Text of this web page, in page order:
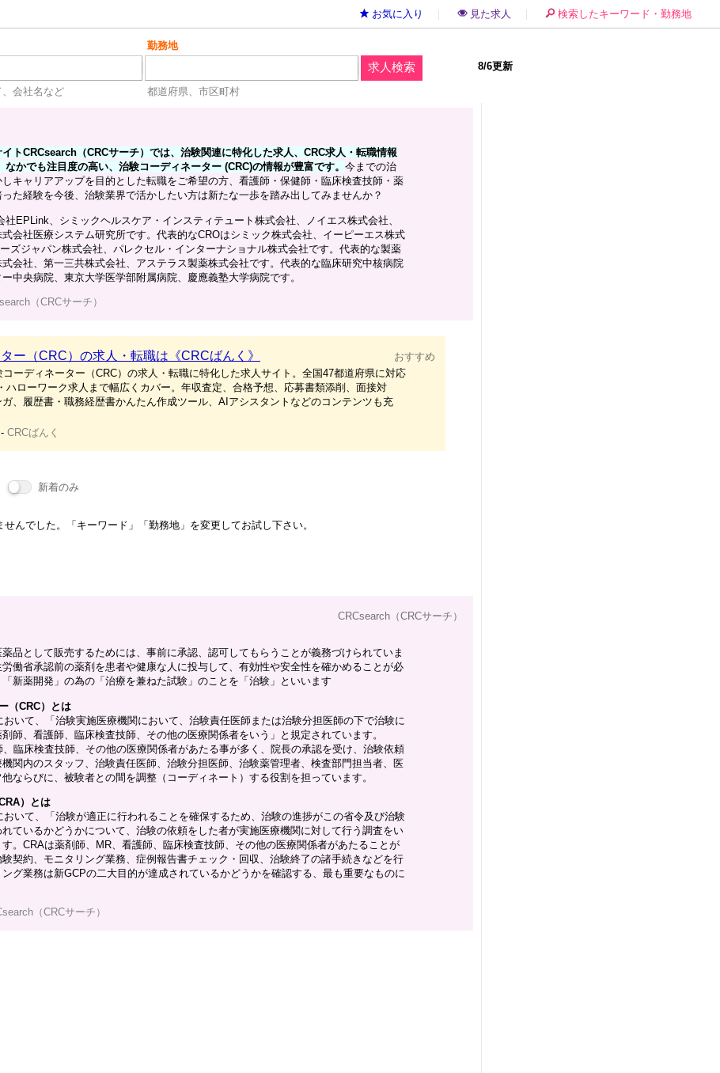
お気に入り 見た求人 検索したキーワード・勤務地
勤務地
8/6更新
会社名など
都道府県、市区町村
トCRCsearch（CRCサーチ）では、治験関連に特化した求人、CRC求人・転職情報
なかでも注目度の高い、治験コーディネーター (CRC)の情報が豊富です。 今までの治
キャリアアップを目的とした転職をご希望の方、看護師・保健師・臨床検査技師・薬
た経験を今後、治験業界で活かしたい方は新たな一歩を踏み出してみませんか？
EPLink、シミックヘルスケア・インスティテュート株式会社、ノイエス株式会社、
会社医療システム研究所です。代表的なCROはシミック株式会社、イーピーエス株式
ズジャパン株式会社、パレクセル・インターナショナル株式会社です。代表的な製薬
会社、第一三共株式会社、アステラス製薬株式会社です。代表的な臨床研究中核病院
中央病院、東京大学医学部附属病院、慶應義塾大学病院です。
（CRCサーチ）
おすすめ
ー（CRC）の求人・転職は《CRCばんく》
コーディネーター（CRC）の求人・転職に特化した求人サイト。全国47都道府県に対応
ハローワーク求人まで幅広くカバー。年収査定、合格予想、応募書類添削、面接対
、履歴書・職務経歴書かんたん作成ツール、AIアシスタントなどのコンテンツも充
- CRCばんく
新着のみ
んでした。「キーワード」「勤務地」を変更してお試し下さい。
CRCsearch（CRCサーチ）
品として販売するためには、事前に承認、認可してもらうことが義務づけられていま
働省承認前の薬剤を患者や健康な人に投与して、有効性や安全性を確かめることが必
新薬開発」の為の「治療を兼ねた試験」のことを「治験」といいます
（CRC）とは
おいて、「治験実施医療機関において、治験責任医師または治験分担医師の下で治験に
師、看護師、臨床検査技師、その他の医療関係者をいう」と規定されています。
臨床検査技師、その他の医療関係者があたる事が多く、院長の承認を受け、治験依頼
関内のスタッフ、治験責任医師、治験分担医師、治験薬管理者、検査部門担当者、医
ならびに、被験者との間を調整（コーディネート）する役割を担っています。
）とは
おいて、「治験が適正に行われることを確保するため、治験の進捗がこの省令及び治験
ているかどうかについて、治験の依頼をした者が実施医療機関に対して行う調査をい
。CRAは薬剤師、MR、看護師、臨床検査技師、その他の医療関係者があたることが
契約、モニタリング業務、症例報告書チェック・回収、治験終了の諸手続きなどを行
グ業務は新GCPの二大目的が達成されているかどうかを確認する、最も重要なものに
（CRCサーチ）